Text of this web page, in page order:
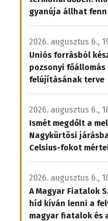
gyanúja állhat fenn
2026. augusztus 6.,
Uniós forrásból
pozsonyi főállomás
felújításának terve
2026. augusztus 6.,
Ismét megdőlt a
Nagykürtösi
Celsius-fokot
2026. augusztus 6.,
A Magyar Fiatalok
híd kíván lenni a
magyar fiatalok és